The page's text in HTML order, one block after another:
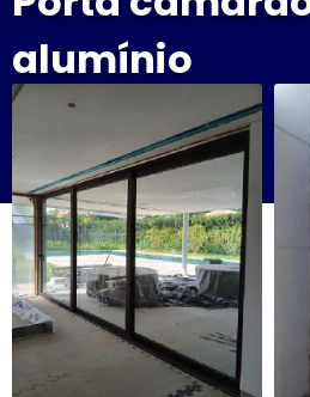
alumínio